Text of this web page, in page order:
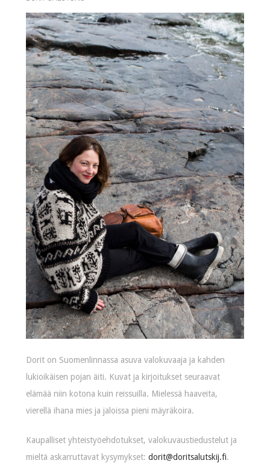
Dorit on Suomenlinnassa asuva valokuvaaja ja kahden
lukioikäisen pojan äiti. Kuvat ja kirjoitukset seuraavat
elämää niin kotona kuin reissuilla. Mielessä haaveita,
vierellä ihana mies ja jaloissa pieni mäyräkoira.
Kaupalliset yhteistyöehdotukset, valokuvaustiedustelut ja
mieltä askarruttavat kysymykset:dorit@doritsalutskij.fi.